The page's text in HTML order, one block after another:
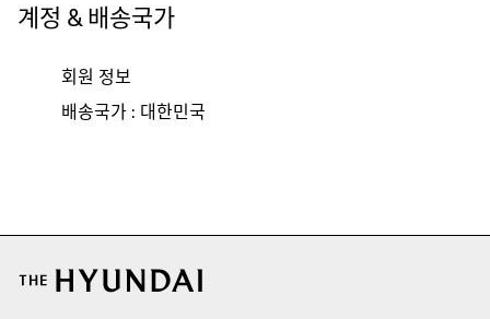
계정 & 배송국가
회원 정보
배송국가 : 대한민국